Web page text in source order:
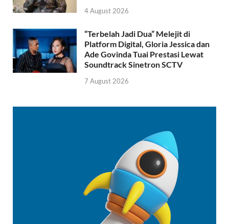
4 August 2026
“Terbelah Jadi Dua” Melejit di
Platform Digital, Gloria Jessica dan
Ade Govinda Tuai Prestasi Lewat
Soundtrack Sinetron SCTV
7 August 2026